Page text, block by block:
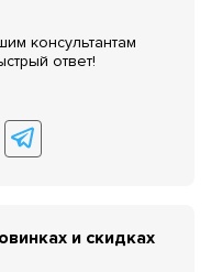
консультантам
ответ!
и скидках